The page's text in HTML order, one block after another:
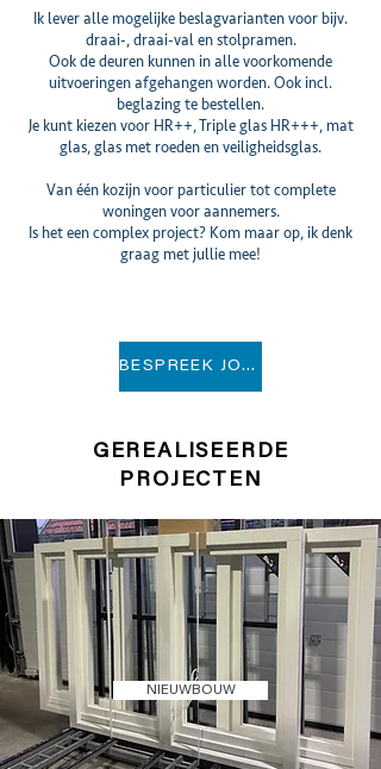
Ik lever alle mogelijke beslagvarianten voor bijv.
draai-, draai-val en stolpramen.
Ook de deuren kunnen in alle voorkomende
uitvoeringen afgehangen worden. Ook incl.
beglazing te bestellen.
Je kunt kiezen voor HR++, Triple glas HR+++, mat
glas, glas met roeden en veiligheidsglas.
Van één kozijn voor particulier tot complete
woningen voor aannemers.
Is het een complex project? Kom maar op, ik denk
graag met jullie mee!
BESPREEK JOUW IDEEËN
GEREALISEERDE
PROJECTEN
NIEUWBOUW